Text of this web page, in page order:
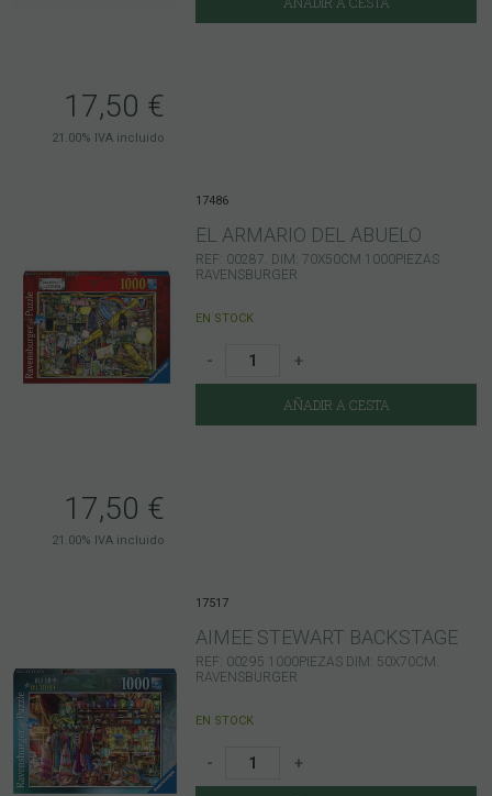
17,50 €
21.00% IVA incluido
17,50 €
21.00% IVA incluido
17486
EL ARMARIO DEL ABUELO
REF: 00287. DIM: 70X50CM 1000PIEZAS
RAVENSBURGER
EN STOCK
- +
AÑADIR A CESTA
17517
AIMEE STEWART BACKSTAGE
REF: 00295 1000PIEZAS DIM: 50X70CM.
RAVENSBURGER
EN STOCK
- +